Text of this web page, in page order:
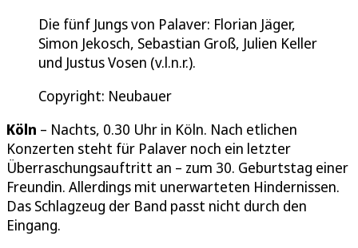
Die fünf Jungs von Palaver: Florian Jäger,
Simon Jekosch, Sebastian Groß, Julien Keller
und Justus Vosen (v.l.n.r.).
Copyright: Neubauer
Köln – Nachts, 0.30 Uhr in Köln. Nach etlichen
Konzerten steht für Palaver noch ein letzter
Überraschungsauftritt an – zum 30. Geburtstag einer
Freundin. Allerdings mit unerwarteten Hindernissen.
Das Schlagzeug der Band passt nicht durch den
Eingang.